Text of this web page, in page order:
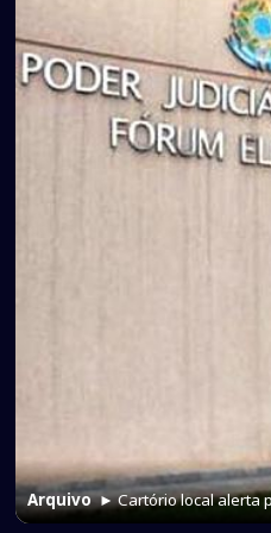
Arquivo► Cartório local alerta